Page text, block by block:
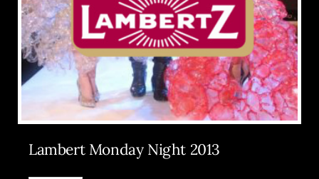
Lambert Monday Night 2013